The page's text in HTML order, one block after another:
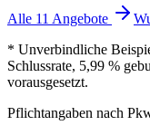
Alle 11 Angebote
* Unverbindliche
Schlussrate, 5,99 %
vorausgesetzt.
Pflichtangaben nach